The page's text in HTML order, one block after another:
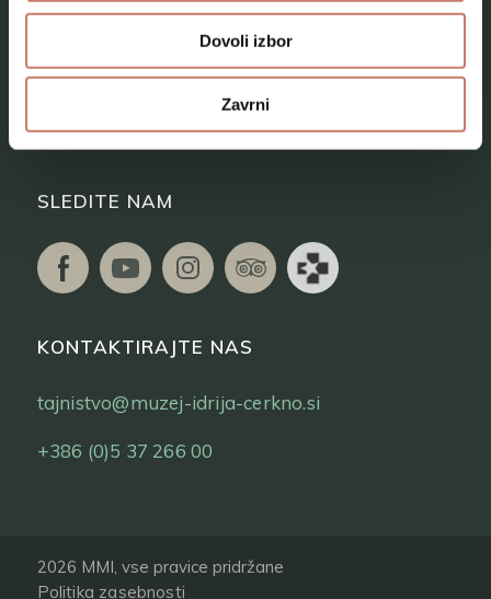
Dovoli izbor
Zavrni
Kje smo
SLEDITE NAM
KONTAKTIRAJTE NAS
tajnistvo@muzej-idrija-cerkno.si
+386 (0)5 37 266 00
2026 MMI, vse pravice pridržane
Politika zasebnosti